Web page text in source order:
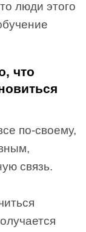
люди этого
что
по-своему,
связь.